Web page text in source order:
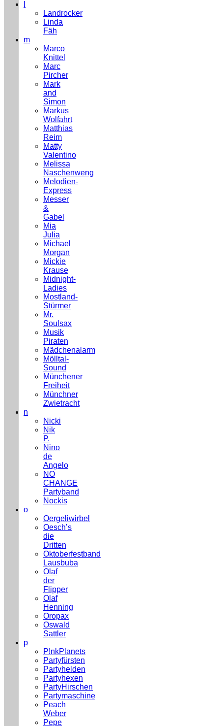
Landrocker
Linda
Fäh
m
Marco
Knittel
Marc
Pircher
Mark
and
Simon
Markus
Wolfahrt
Matthias
Reim
Matty
Valentino
Melissa
Naschenweng
Melodien-
Express
Messer
&
Gabel
Mia
Julia
Michael
Morgan
Mickie
Krause
Midnight-
Ladies
Mostland-
Stürmer
Mr.
Soulsax
Musik
Piraten
Mädchenalarm
Mölltal-
Sound
Münchener
Freiheit
Münchner
Zwietracht
n
Nicki
Nik
P.
Nino
de
Angelo
NO
CHANGE
Partyband
Nockis
o
Oergeliwirbel
Oesch’s
die
Dritten
Oktoberfestband
Lausbuba
Olaf
der
Flipper
Olaf
Henning
Oropax
Oswald
Sattler
p
P!nkPlanets
Partyfürsten
Partyhelden
Partyhexen
PartyHirschen
Partymaschine
Peach
Weber
Pepe